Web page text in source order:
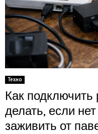
Техно
Как подключить
делать, если
заживить от